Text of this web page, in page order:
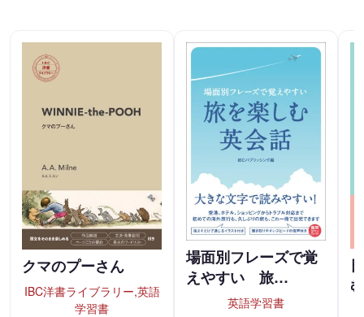
クマのプーさん
IBC洋書ライブラリー,英語
学習書
場面別フレーズで覚
えやすい 旅…
英語学習書